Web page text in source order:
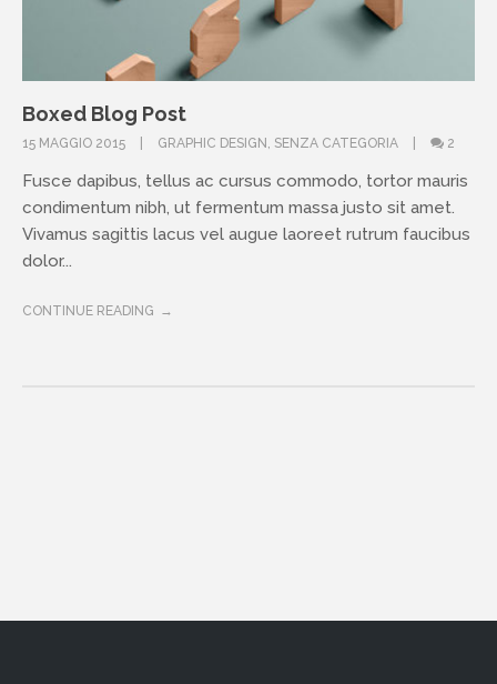
Boxed Blog Post
15 MAGGIO 2015 GRAPHIC DESIGN SENZA CATEGORIA 2
Fusce dapibus, tellus ac cursus commodo, tortor mauris
condimentum nibh, ut fermentum massa justo sit amet.
Vivamus sagittis lacus vel augue laoreet rutrum faucibus
dolor...
CONTINUE READING